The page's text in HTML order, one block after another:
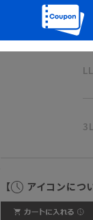
L
LL
3L
【 アイコンにつ